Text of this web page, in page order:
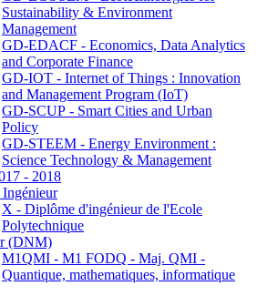
Sustainability & Environment
Management
GD-EDACF - Economics, Data Analytics
and Corporate Finance
GD-IOT - Internet of Things : Innovation
and Management Program (IoT)
GD-SCUP - Smart Cities and Urban
Policy
GD-STEEM - Energy Environment :
Science Technology & Management
- 2018
X - Diplôme d'ingénieur de l'Ecole
Polytechnique
(DNM)
M1QMI - M1 FODQ - Maj. QMI -
Quantique, mathematiques, informatique